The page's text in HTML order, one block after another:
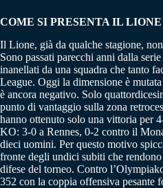
COME SI PRESENTA IL LIONE
Il Lione, già da qualche stagione,
Sono passati parecchi anni dalla
inanellati da una squadra che tanto
League. Oggi la dimensione è
è ancora negativo. Solo
punto di vantaggio sulla zona
hanno ottenuto solo una vittoria per
KO: 3-0 a Rennes, 0-2 contro il
dieci uomini. Per questo motivo
fronte degli undici subiti che
difese del torneo. Contro
352 con la coppia offensiva pesante